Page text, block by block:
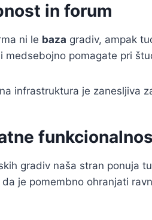
in forum
ni le baza gradiv, ampak
medsebojno pomagate pri
infrastruktura je zanesljiva
gradiv naša stran ponuja
da je pomembno ohranjati